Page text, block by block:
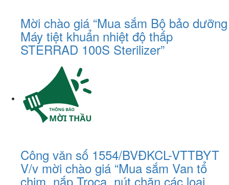
Mời chào giá “Mua sắm Bộ bảo dưỡng
Máy tiệt khuẩn nhiệt độ thấp
STERRAD 100S Sterilizer”
Công văn số 1554/BVĐKCL-VTTBYT
V/v mời chào giá “Mua sắm Van tổ
chim, nắp Troca, nút chặn các loại